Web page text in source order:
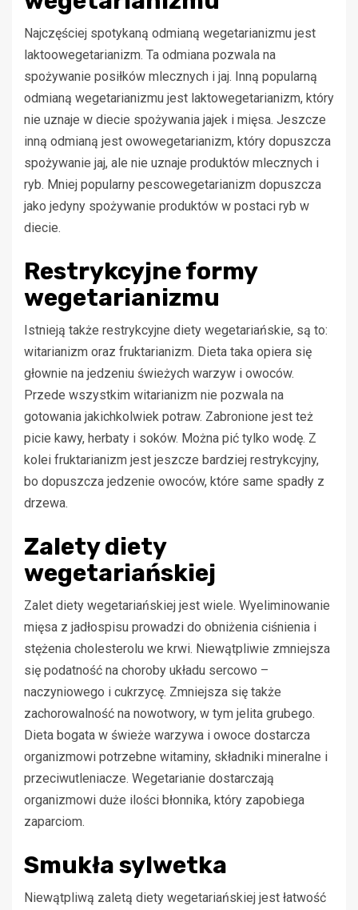
Najczęściej spotykaną odmianą wegetarianizmu jest
laktoowegetarianizm. Ta odmiana pozwala na
spożywanie posiłków mlecznych i jaj. Inną popularną
odmianą wegetarianizmu jest laktowegetarianizm, który
nie uznaje w diecie spożywania jajek i mięsa. Jeszcze
inną odmianą jest owowegetarianizm, który dopuszcza
spożywanie jaj, ale nie uznaje produktów mlecznych i
ryb. Mniej popularny pescowegetarianizm dopuszcza
jako jedyny spożywanie produktów w postaci ryb w
diecie.
Restrykcyjne formy
wegetarianizmu
Istnieją także restrykcyjne diety wegetariańskie, są to:
witarianizm oraz fruktarianizm. Dieta taka opiera się
głownie na jedzeniu świeżych warzyw i owoców.
Przede wszystkim witarianizm nie pozwala na
gotowania jakichkolwiek potraw. Zabronione jest też
picie kawy, herbaty i soków. Można pić tylko wodę. Z
kolei fruktarianizm jest jeszcze bardziej restrykcyjny,
bo dopuszcza jedzenie owoców, które same spadły z
drzewa.
Zalety diety
wegetariańskiej
Zalet diety wegetariańskiej jest wiele. Wyeliminowanie
mięsa z jadłospisu prowadzi do obniżenia ciśnienia i
stężenia cholesterolu we krwi. Niewątpliwie zmniejsza
się podatność na choroby układu sercowo –
naczyniowego i cukrzycę. Zmniejsza się także
zachorowalność na nowotwory, w tym jelita grubego.
Dieta bogata w świeże warzywa i owoce dostarcza
organizmowi potrzebne witaminy, składniki mineralne i
przeciwutleniacze. Wegetarianie dostarczają
organizmowi duże ilości błonnika, który zapobiega
zaparciom.
Smukła sylwetka
Niewątpliwą zaletą diety wegetariańskiej jest łatwość